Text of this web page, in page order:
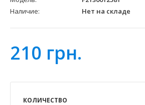
Наличие:
Нет на складе
210 грн.
КОЛИЧЕСТВО